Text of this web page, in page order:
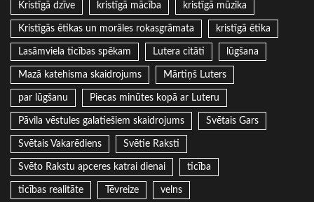
Kristīgā dzīve kristīgā mācība kristīgā mūzika
Kristīgās ētikas un morāles rokasgrāmata kristīgā ētika
Lasāmviela ticības spēkam Lutera citāti lūgšana
Mazā katehisma skaidrojums Mārtiņš Luters
par lūgšanu Piecas minūtes kopā ar Luteru
Pāvila vēstules galatiešiem skaidrojums Svētais Gars
Svētais Vakarēdiens Svētie Raksti
Svēto Rakstu apceres katrai dienai ticība
ticības realitāte Tēvreize velns